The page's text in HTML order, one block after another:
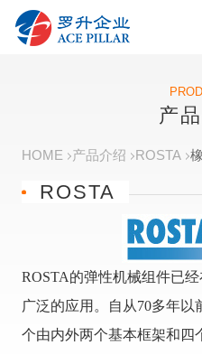
产
HOME 产品介绍 ROSTA
ROSTA
ROSTA的弹性机械组件已
广泛的应用。自从70多年
个由内外两个基本框架和四